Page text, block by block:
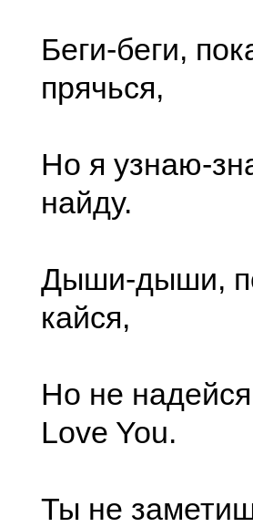
Беги-беги,
прячься,
Но я узнаю-
найду.
Дыши-дыши,
кайся,
Но не
Love You.
Ты не